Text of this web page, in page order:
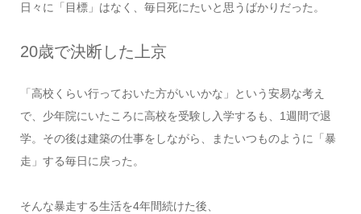
日々に「目標」はなく、毎日死にたいと思うばかりだった。
20歳で決断した上京
「高校くらい行っておいた方がいいかな」という安易な考え
で、少年院にいたころに高校を受験し入学するも、1週間で退
学。その後は建築の仕事をしながら、またいつものように「暴
走」する毎日に戻った。
そんな暴走する生活を4年間続けた後、